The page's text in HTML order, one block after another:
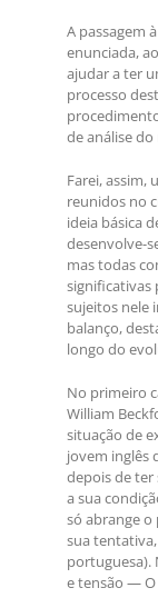
A passagem
enunciada,
ajudar a ter
processo
de análise
Farei, assim,
reunidos no
ideia básica
desenvolve-
mas todas
significativas
sujeitos nele
balanço,
longo do
No primeiro
William
situação de
jovem inglês
depois de
a sua
só abrange o
sua
portuguesa).
e tensão — O